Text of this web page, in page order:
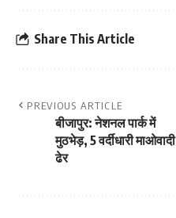
Share This Article
PREVIOUS ARTICLE
बीजापुर: नेशनल पार्क में
मुठभेड़, 5 वर्दीधारी माओवादी
ढेर